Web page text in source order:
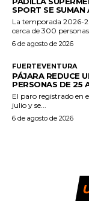
SPORT SE SUMAN
La temporada 2026-
cerca de 300 personas
6 de agosto de 2026
FUERTEVENTURA
PÁJARA REDUCE
PERSONAS DE 25
El paro registrado en
julio y se...
6 de agosto de 2026